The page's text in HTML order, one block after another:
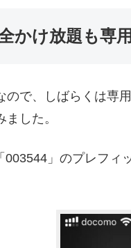
かけ放題も専
で、しばらくは専
した。
」のプレフ